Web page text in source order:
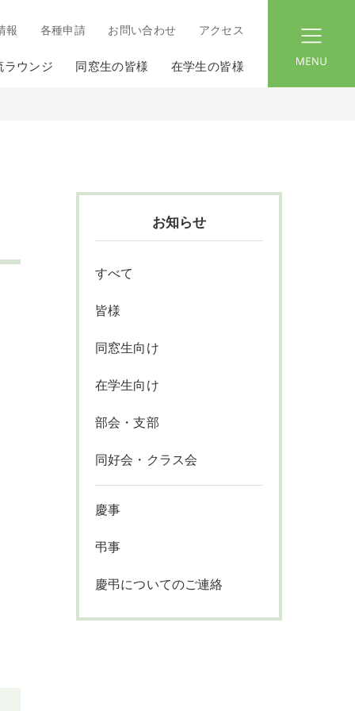
報 各種申請 お問い合わせ アクセス
ラウンジ 同窓生の皆様 在学生の皆様
お知らせ
すべて
皆様
同窓生向け
在学生向け
部会・支部
同好会・クラス会
慶事
弔事
慶弔についてのご連絡
menu